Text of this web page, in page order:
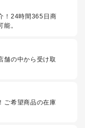
！24時間365日商
。
舗の中から受け取
ご希望商品の在庫